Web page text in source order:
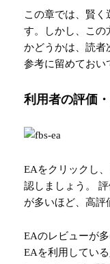
この章では、賢く
す。しかし、この
かどうかは、読者
参考に留めておい
利用者の評価
EAをクリックし
認しましょう。
が多いほど、高評
EAのレビューが
EAを利用してい